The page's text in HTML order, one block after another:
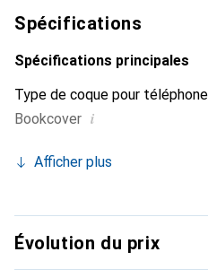
exigeante.
Spécifications
Spécifications principales
Type de coque pour
Bookcover i
Afficher plus
Évolution du prix